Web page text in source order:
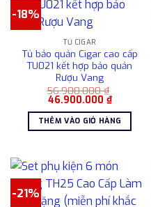
-18%
TỦ CIGAR
Tủ bảo quản Cigar cao cấp
TU021 kết hợp bảo quản
Rượu Vang
56.900.000₫
Giá
là:
56.900.000 ₫.
46.900.000 ₫Giá
hiện
tại
là:
THÊM VÀO GIỎ HÀNG
-21%